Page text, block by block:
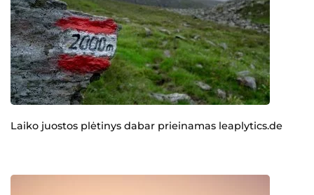
Laiko juostos plėtinys dabar prieinamas leaplytics.de